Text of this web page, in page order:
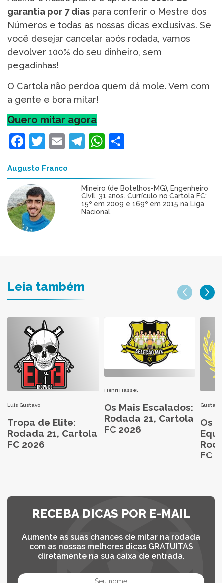
garantia por 7 dias para conferir o Mestre dos
Números e todas as nossas dicas exclusivas. Se
você desejar cancelar após rodada, vamos
devolver 100% do seu dinheiro, sem
pegadinhas!
O Cartola não perdoa quem dá mole. Vem com
a gente e bora mitar!
Quero mitar agora
Facebook
Twitter
EmailTelegram
WhatsApp
Augusto Franco
Mineiro (de Botelhos-MG), Engenheiro
Civil, 31 anos. Currículo no Cartola FC:
15º em 2009 e 169º em 2015 na Liga
Nacional.
Leia também
Luís Gustavo
Tropa de Elite:
Rodada 21, Cartola
FC 2026
Henri Hassel
Os Mais Escalados:
Rodada 21, Cartola
FC 2026
Gustavo
Os
FC
RECEBA DICAS POR E-MAIL
Aumente as suas chances de mitar na rodada
com as nossas melhores dicas GRATUITAS
diretamente na sua caixa de entrada.